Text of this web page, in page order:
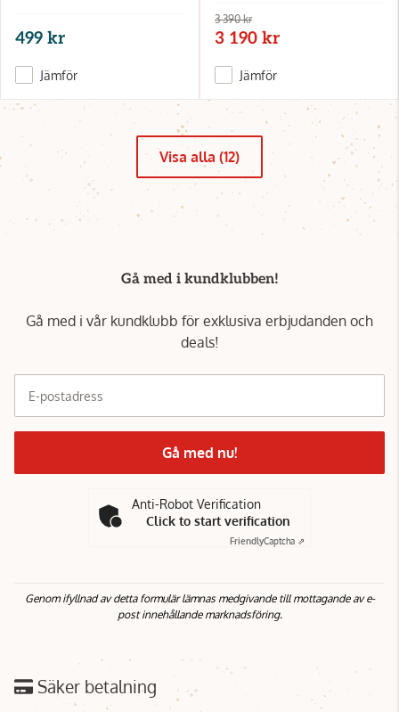
499 kr
Jämför
3 390 kr
3 190 kr
Jämför
Visa alla (12)
Gå med i kundklubben!
Gå med i vår kundklubb för exklusiva erbjudanden och
deals!
E-postadress
Gå med nu!
Anti-Robot Verification
Click to start verification
FriendlyCaptcha ⇗
Genom ifyllnad av detta formulär lämnas medgivande till mottagande av e-
post innehållande marknadsföring.
Säker betalning